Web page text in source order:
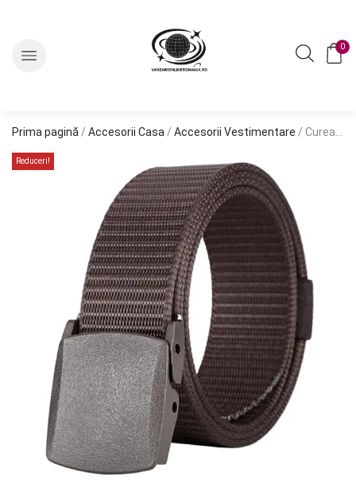
0
Prima pagină / Accesorii Casa / Accesorii Vestimentare / Curea Tactica pentru pantaloni, culoare Maro
Reduceri!